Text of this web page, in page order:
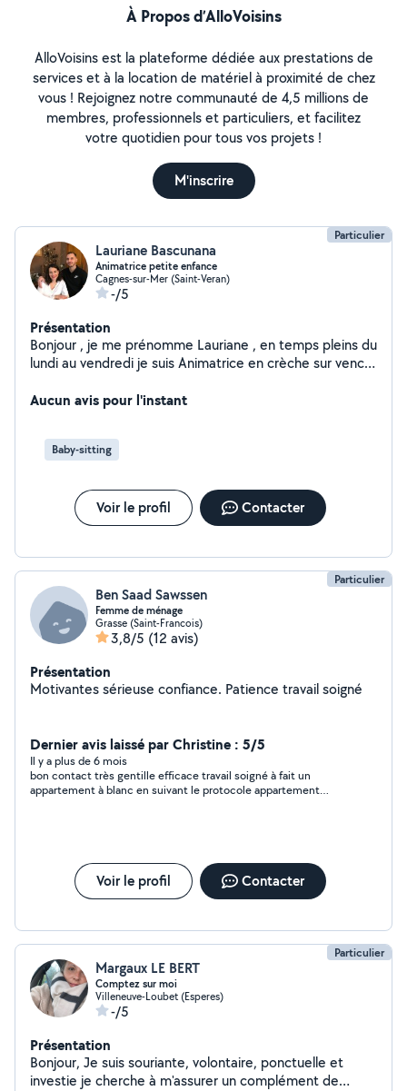
À Propos d’AlloVoisins
AlloVoisins est la plateforme dédiée aux prestations de
services et à la location de matériel à proximité de chez
vous ! Rejoignez notre communauté de 4,5 millions de
membres, professionnels et particuliers, et facilitez
votre quotidien pour tous vos projets !
M'inscrire
Particulier
Lauriane Bascunana
Animatrice petite enfance
Cagnes-sur-Mer (Saint-Veran)
-/5
Présentation
Bonjour , je me prénomme Lauriane , en temps pleins du
lundi au vendredi je suis Animatrice en crèche sur vence
passionné de la photographie , après je touche un peux
Aucun avis pour l'instant
Baby-sitting
Voir le profil Contacter
Particulier
Ben Saad Sawssen
Femme de ménage
Grasse (Saint-Francois)
3,8/5 (12 avis)
Présentation
Motivantes sérieuse confiance. Patience travail soigné
Dernier avis laissé par Christine : 5/5
Il y a plus de 6 mois
bon contact très gentille efficace travail soigné à fait un
appartement à blanc en suivant le protocole appartement
Voir le profil Contacter
Particulier
Margaux LE BERT
Comptez sur moi
Villeneuve-Loubet (Esperes)
-/5
Présentation
Bonjour, Je suis souriante, volontaire, ponctuelle et
investie je cherche à m'assurer un complément de